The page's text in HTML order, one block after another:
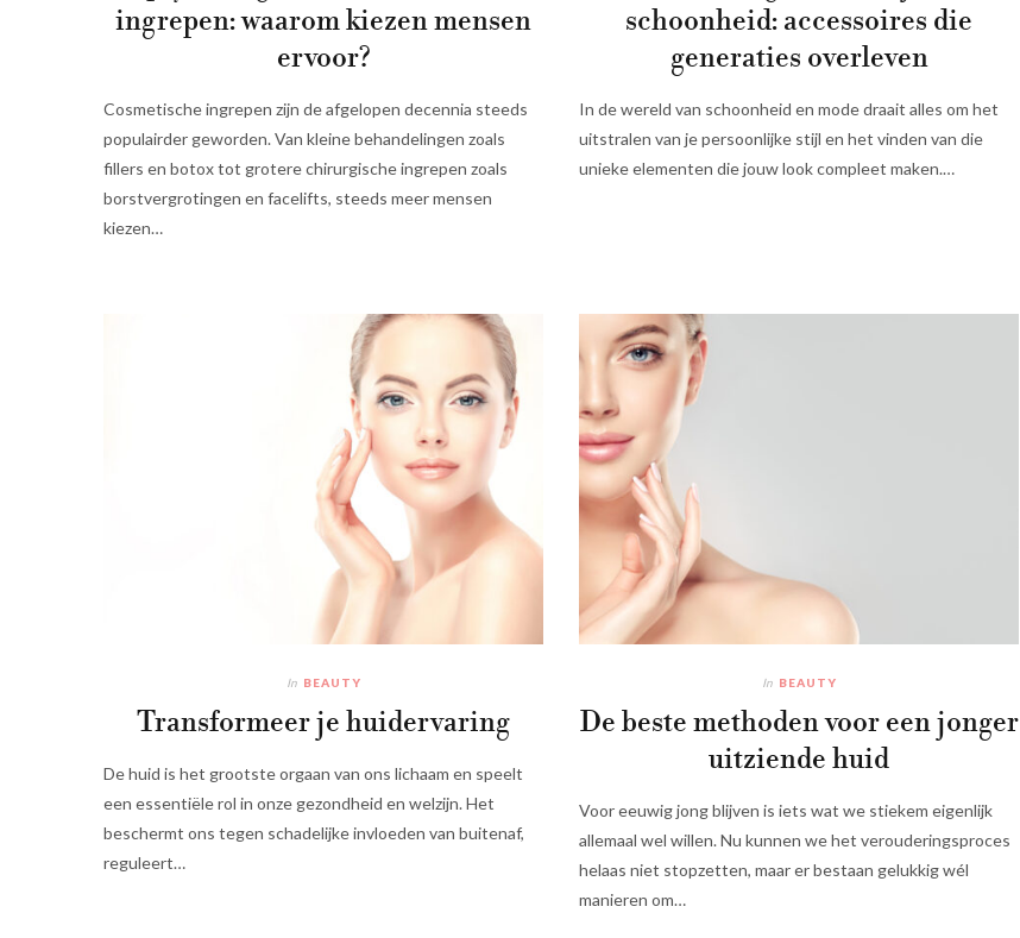
ingrepen: waarom kiezen mensen
ervoor?
Cosmetische ingrepen zijn de afgelopen decennia steeds
populairder geworden. Van kleine behandelingen zoals
fillers en botox tot grotere chirurgische ingrepen zoals
borstvergrotingen en facelifts, steeds meer mensen
kiezen…
schoonheid: accessoires die
generaties overleven
In de wereld van schoonheid en mode draait alles om het
uitstralen van je persoonlijke stijl en het vinden van die
unieke elementen die jouw look compleet maken.…
In BEAUTY
Transformeer je huidervaring
De huid is het grootste orgaan van ons lichaam en speelt
een essentiële rol in onze gezondheid en welzijn. Het
beschermt ons tegen schadelijke invloeden van buitenaf,
reguleert…
In BEAUTY
De beste methoden voor een jonger
uitziende huid
Voor eeuwig jong blijven is iets wat we stiekem eigenlijk
allemaal wel willen. Nu kunnen we het verouderingsproces
helaas niet stopzetten, maar er bestaan gelukkig wél
manieren om…